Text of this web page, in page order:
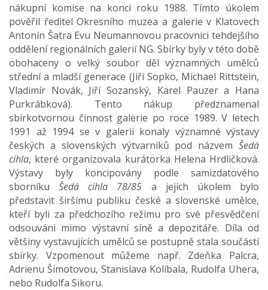
nákupní komise na konci roku 1988. Tímto úkolem
pověřil ředitel Okresního muzea a galerie v Klatovech
Antonín Šatra Evu Neumannovou pracovnici tehdejšího
oddělení regionálních galerií NG. Sbírky byly v této době
obohaceny o velký soubor děl významných umělců
střední a mladší generace (Jiří Sopko, Michael Rittstein,
Vladimír Novák, Jiří Sozanský, Karel Pauzer a Hana
Purkrábková). Tento nákup předznamenal
sbírkotvornou činnost galerie po roce 1989. V letech
1991 až 1994 se v galerii konaly významné výstavy
českých a slovenských výtvarníků pod názvem Šedá
cihla, které organizovala kurátorka Helena Hrdličková.
Výstavy byly koncipovány podle samizdatového
sborníkuŠedá cihla 78/85 a jejich úkolem bylo
představit širšímu publiku české a slovenské umělce,
kteří byli za předchozího režimu pro své přesvědčení
odsouváni mimo výstavní síně a depozitáře. Díla od
většiny vystavujících umělců se postupně stala součástí
sbírky. Vzpomenout můžeme např. Zdeňka Palcra,
Adrienu Šimotovou, Stanislava Kolíbala, Rudolfa Uhera,
nebo Rudolfa Sikoru.